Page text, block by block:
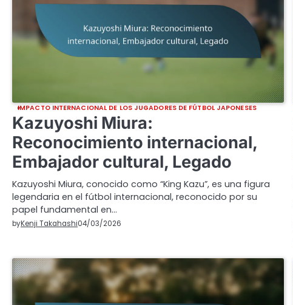
IMPACTO INTERNACIONAL DE LOS JUGADORES DE FÚTBOL JAPONESES
Kazuyoshi Miura:
Reconocimiento internacional,
Embajador cultural, Legado
Kazuyoshi Miura, conocido como “King Kazu”, es una figura
legendaria en el fútbol internacional, reconocido por su
papel fundamental en…
byKenji Takahashi04/03/2026